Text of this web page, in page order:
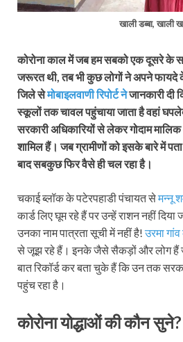
खाली डब्बा, खाली
कोरोना काल में जब हम सबको एक दूसरे के
जरूरत थी, तब भी कुछ लोगों ने अपने फायदे
जिले सेमोबाइलवाणी रिपोर्ट नेजानकारी दी
स्कूलों तक चावल पहुंचाया जाता है वहां
सरकारी अधिकारियों से लेकर गोदाम
शामिल हैं। जब ग्रामीणों को इसके बारे में
बाद सबकुछ फिर वैसे ही चल रहा है।
चकाई ब्लॉक के पटेरपहाडी पंचायत सेमन्नू
कार्ड लिए घूम रहे हैं पर उन्हें राशन नहीं
उनका नाम पात्रता सूची में नहीं है!उरमा
से जूझ रहे हैं। इनके जैसे सैकड़ों और लोग हैं
बात रिकॉर्ड कर बता चुके हैं कि उन तक
पहुंच रहा है।
कोरोना योद्धाओं की कौन सुने?